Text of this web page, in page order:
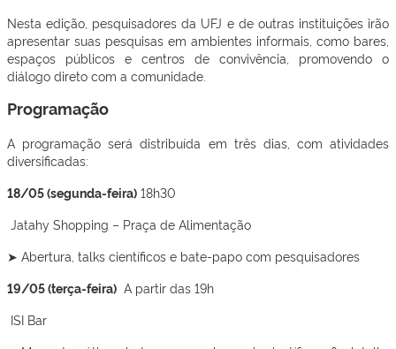
Nesta edição, pesquisadores da UFJ e de outras instituições irão
apresentar suas pesquisas em ambientes informais, como bares,
espaços públicos e centros de convivência, promovendo o
diálogo direto com a comunidade.
Programação
A programação será distribuída em três dias, com atividades
diversificadas:
18/05 (segunda-feira) 18h30
Jatahy Shopping – Praça de Alimentação
➤ Abertura, talks científicos e bate-papo com pesquisadores
19/05 (terça-feira) A partir das 19h
ISI Bar